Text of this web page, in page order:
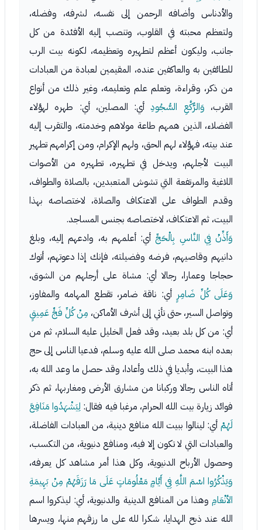
والأدناس وأضافه الرحمن إلى نفسه، لشرفه، وفضله،
ولتعظم محبته في القلوب، وتنصب إليه الأفئدة من كل
جانب، وليكون أعظم لتطهيره وتعظيمه، لكونه بيت الرب
للطائفين به والعاكفين عنده، المقيمين لعبادة من العبادات
من ذكر، وقراءة، وتعلم علم وتعليمه، وغير ذلك من أنواع
القرب، وَالرُّكَّعِ السُّجُودِأي: المصلين، أي: طهره لهؤلاء
الفضلاء، الذين همهم طاعة مولاهم وخدمته، والتقرب إليه
عند بيته، فهؤلاء لهم الحق، ولهم الإكرام، ومن إكرامهم تطهير
البيت لأجلهم، ويدخل في تطهيره، تطهيره من الأصوات
اللاغية والمرتفعة التي تشوش المتعبدين، بالصلاة والطواف،
وقدم الطواف على الاعتكاف والصلاة، لاختصاصه بهذا
البيت، ثم الاعتكاف، لاختصاصه بجنس المساجد.
وَأَذِّنْ فِي النَّاسِ بِالْحَجِّأي: أعلمهم به، وادعهم إليه، وبلغ
دانيهم وقاصيهم، فرضه وفضيلته، فإنك إذا دعوتهم، أتوك
حجاجا وعمارا، رجالا أي: مشاة على أرجلهم من الشوق،
وَعَلَى كُلِّ ضَامِرٍ أي: ناقة ضامر، تقطع المهامه والمفاوز،
وتواصل السير، حتى تأتي إلى أشرف الأماكن، مِنْ كُلِّ فَجٍّ عَمِيقٍ
أي: من كل بلد بعيد، وقد فعل الخليل عليه السلام، ثم من
بعده ابنه محمد صلى الله عليه وسلم، فدعيا الناس إلى حج
هذا البيت، وأبديا في ذلك وأعادا، وقد حصل ما وعد الله به،
أتاه الناس رجالا وركبانا من مشارق الأرض ومغاربها، ثم ذكر
فوائد زيارة بيت الله الحرام، مرغبا فيه فقال: لِيَشْهَدُوا مَنَافِعَ
لَهُمْ أي: لينالوا ببيت الله منافع دينية، من العبادات الفاضلة،
والعبادات التي لا تكون إلا فيه، ومنافع دنيوية، من التكسب،
وحصول الأرباح الدنيوية، وكل هذا أمر مشاهد كل يعرفه،
وَيَذْكُرُوا اسْمَ اللَّهِ فِي أَيَّامٍ مَعْلُومَاتٍ عَلَى مَا رَزَقَهُمْ مِنْ بَهِيمَةِ
الأنْعَامِ وهذا من المنافع الدينية والدنيوية، أي: ليذكروا اسم
الله عند ذبح الهدايا، شكرا لله على ما رزقهم منها، ويسرها